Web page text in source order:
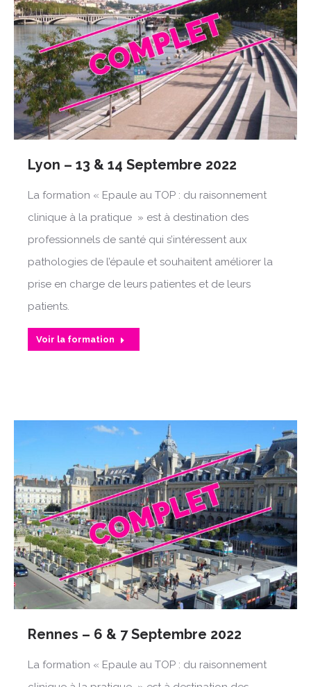
Lyon – 13 & 14 Septembre 2022
La formation « Epaule au TOP : du raisonnement
clinique à la pratique » est à destination des
professionnels de santé qui s’intéressent aux
pathologies de l’épaule et souhaitent améliorer la
prise en charge de leurs patientes et de leurs
patients.
Voir la formation
Rennes – 6 & 7 Septembre 2022
La formation « Epaule au TOP : du raisonnement